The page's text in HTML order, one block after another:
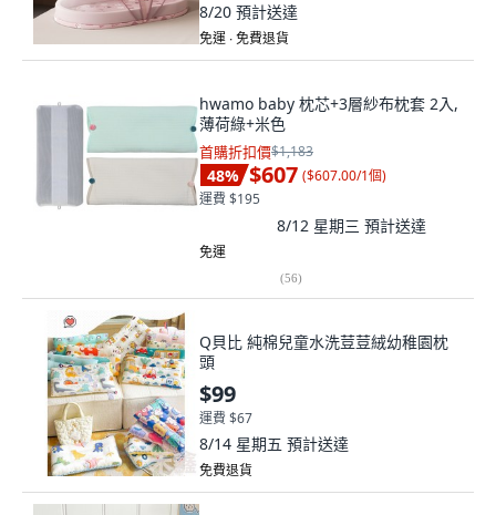
8/20 預計送達
免運 ∙ 免費退貨
hwamo baby 枕芯+3層紗布枕套 2入,
薄荷綠+米色
首購折扣價$1,183
48% $607 ($607.00/1個)
運費 $195
8/12 星期三 預計送達
免運
(56)
Q貝比 純棉兒童水洗荳荳絨幼稚園枕
頭
$99
運費 $67
8/14 星期五 預計送達
免費退貨